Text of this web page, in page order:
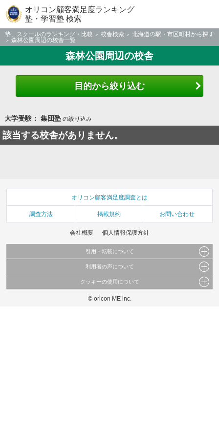
オリコン顧客満足度ランキング
塾・学習塾 検索
塾、スクールのランキング・比較 校舎検索
北海道の駅・市区町村から探す
森林公園周辺の校舎一覧
森林公園周辺の校舎
目的から絞り込む
大学受験： 集団塾の絞り込み
該当する校舎がありません。
オリコン顧客満足度調査とは
調査方法 掲載規約 お問い合わせ
会社概要 個人情報保護方針
引用・転載について
当サイトで公開されている情報（文字、写真、イラスト、画像データ等）及びこれらの配
これらの情報を権利者の許可なく無断転載・複製などの二次利用を行うことは固く禁じて
利用者の声について
当サイトに掲載している内容はすべてサービスの利用者が提出された見解・感想です。
弊社の見解・ 意見ではないことをご理解いただいた上でご覧ください。
クッキーの使用について
このサイトでは Cookie を使用して、ユーザーに合わせたコンテンツや広告の表示、ソー
© oricon ME inc.